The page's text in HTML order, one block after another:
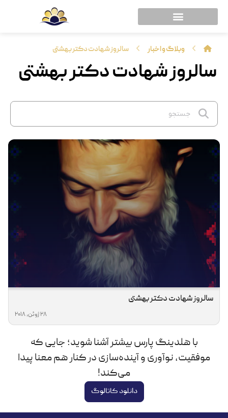
وبلاگ و اخبار سالروز شهادت دکتر بهشتی
سالروز شهادت دکتر بهشتی
سالروز شهادت دکتر بهشتی
28 ژوئن, 2018
با هلدینگ پارس بیشتر آشنا شوید؛ جایی که
موفقیت، نوآوری و آینده‌سازی در کنار هم معنا پیدا
می‌کند!
دانلود کاتالوگ